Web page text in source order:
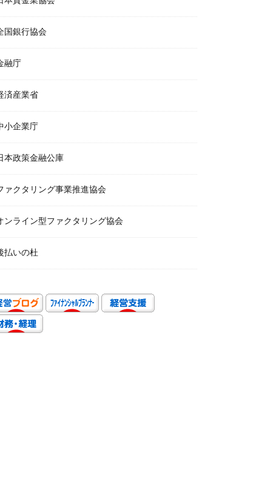
国銀行協会
融庁
済産業省
小企業庁
本政策金融公庫
ァクタリング事業推進協会
ンライン型ファクタリング協会
払いの杜